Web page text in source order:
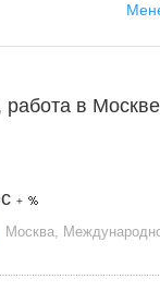
в Москве
+
Москва,